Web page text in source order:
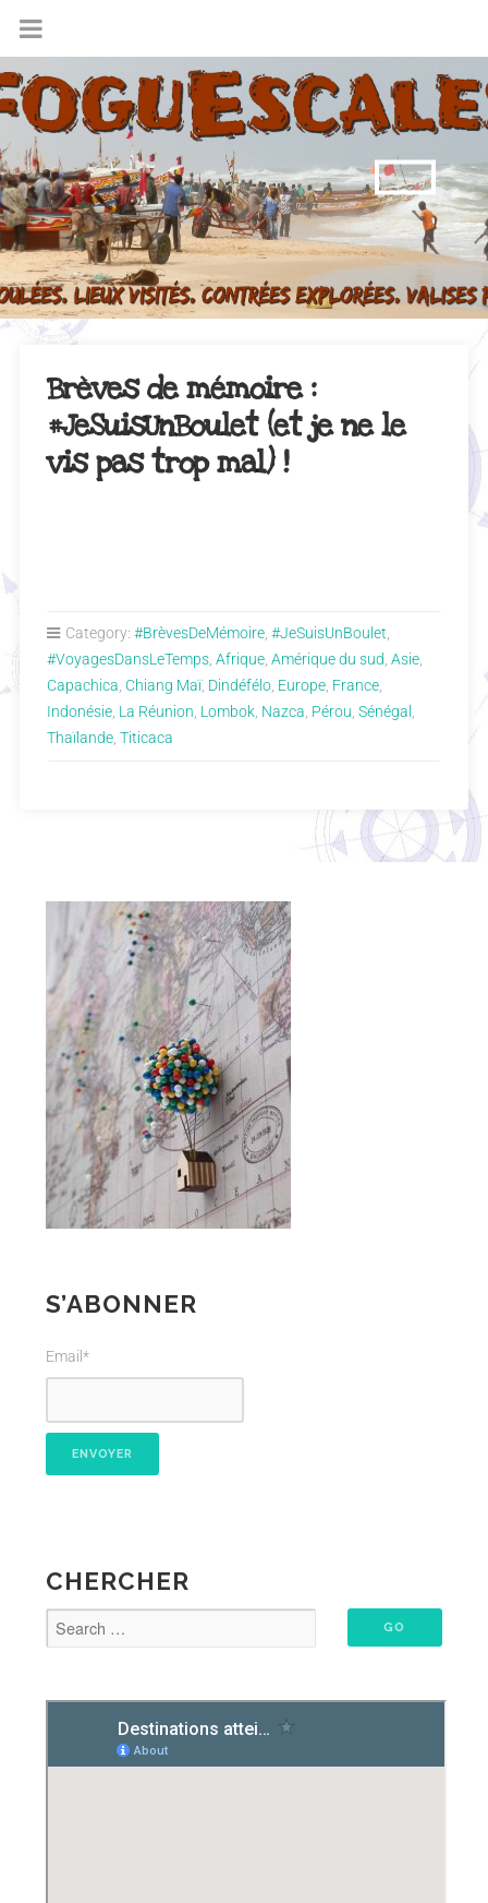
Brèves de mémoire :
#JeSuisUnBoulet (et je ne le
vis pas trop mal) !
Category: #BrèvesDeMémoire, #JeSuisUnBoulet,
#VoyagesDansLeTemps, Afrique, Amérique du sud, Asie,
Capachica, Chiang Maï, Dindéfélo, Europe, France,
Indonésie, La Réunion, Lombok, Nazca, Pérou, Sénégal ,
Thaïlande, Titicaca
S’ABONNER
Email*
CHERCHER